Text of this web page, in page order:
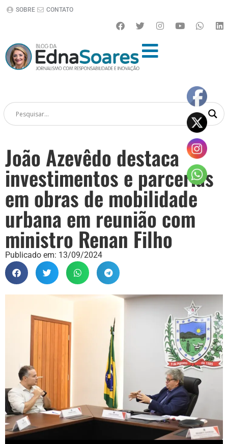
SOBRE CONTATO
João Azevêdo destaca
investimentos e parcerias
em obras de mobilidade
urbana em reunião com
ministro Renan Filho
Publicado em: 13/09/2024